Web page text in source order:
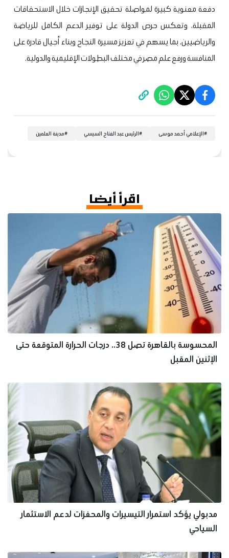
دفعة معنوية كبيرة لمواصلة تحقيق الإنجازات خلال الاستحقاقات
المقبلة، وتعكس حرص الدولة على توفير الدعم الكامل للرياضة
والرياضيين، بما يسهم في تعزيز مسيرة النجاح وبناء أجيال قادرة على
المنافسة ورفع علم مصر في مختلف البطولات الإقليمية والدولية.
#الإعلامي أحمد موسى #الرئيس عبد الفتاح السيسي #مدينة العلمين
اقرأ أيضا
المحسوسة بالقاهرة تصل 38.. درجات الحرارة المتوقعة حتى
الإثنين المقبل
مدبولي يؤكد استمرار التيسيرات والمحفزات لدعم الاستثمار
السياحي